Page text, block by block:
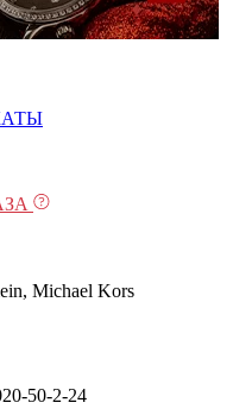
Michael Kors
50-2-24